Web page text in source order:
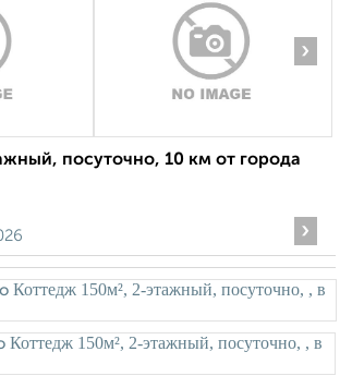
›
посуточно, 10 км от города
›